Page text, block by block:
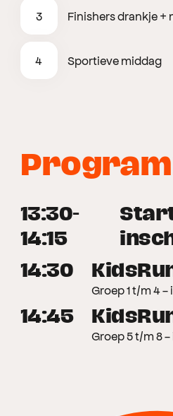
3 Finishers drankje +
4 Sportieve middag
13:30-
14:15
14:30
Groep 1 t/m 4 -
14:45
Groep 5 t/m 8